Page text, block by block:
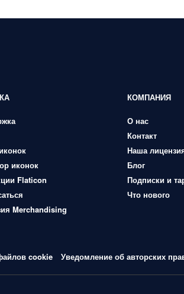
иконок
Flaticon
Merchandising
КОМПАНИЯ
О нас
Контакт
Наша
Блог
Подписки и
Что нового
cookie Уведомление об авторских